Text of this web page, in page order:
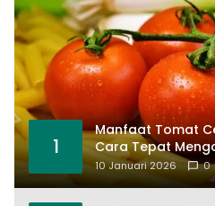
1
Manfaat Tomat
Cara Tepat
10 Januari 2026 0